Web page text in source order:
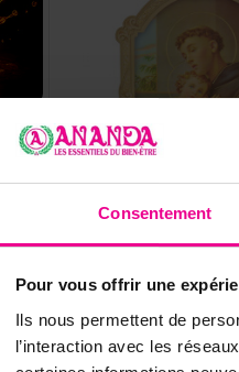
Consentement
Pour vous offrir une
Ils nous permettent de
l’interaction avec les
Plaque De
Antoine - Bois
5,85 €